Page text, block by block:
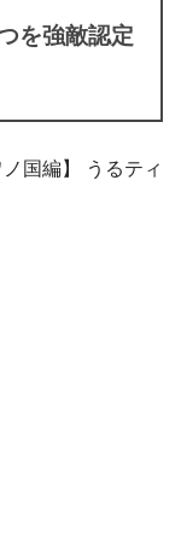
を強敵認定
国編】 うるティ